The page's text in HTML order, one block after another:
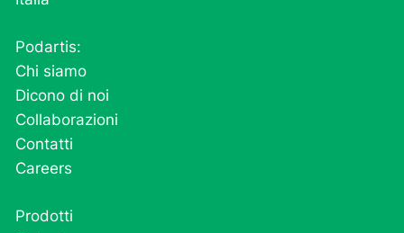
Podartis:
Chi siamo
Dicono di noi
Collaborazioni
Contatti
Careers
Prodotti